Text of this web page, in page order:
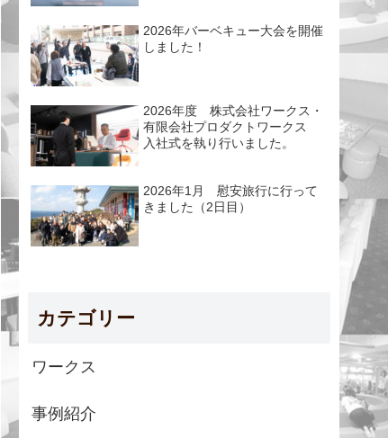
2026年バーベキュー大会を開催
しました！
2026年度 株式会社ワークス・
有限会社プロダクトワークス
入社式を執り行いました。
2026年1月 慰安旅行に行って
きました（2日目）
カテゴリー
ワークス
事例紹介